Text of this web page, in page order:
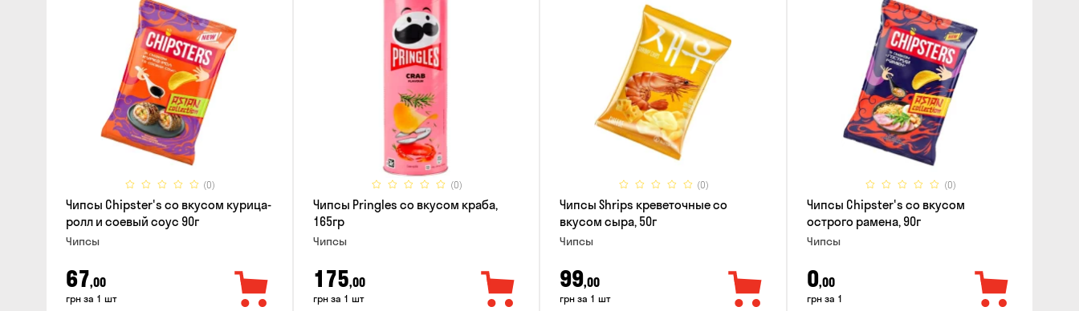
(0)
Чипсы Chipster's со вкусом курица-
ролл и соевый соус 90г
Чипсы
67,00
грн за 1 шт
(0)
Чипсы Pringles со вкусом краба,
165гр
Чипсы
175,00
грн за 1 шт
(0)
Чипсы Shrips креветочные со
вкусом сыра, 50г
Чипсы
99,00
грн за 1 шт
(0)
Чипсы Chipster's со вкусом
острого рамена, 90г
Чипсы
0,00
грн за 1